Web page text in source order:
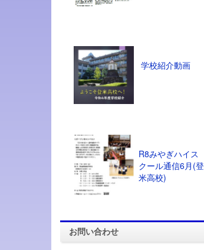
学校紹介動画
R8みやぎハイス
クール通信6月(登
米高校)
お問い合わせ